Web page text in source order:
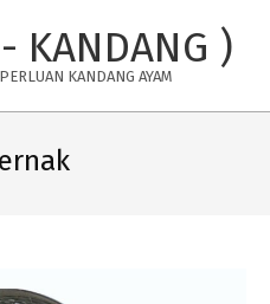
KANDANG )
KANDANG AYAM